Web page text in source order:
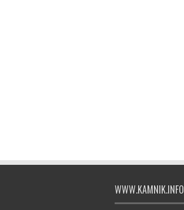
WWW.KAMNIK.INFO